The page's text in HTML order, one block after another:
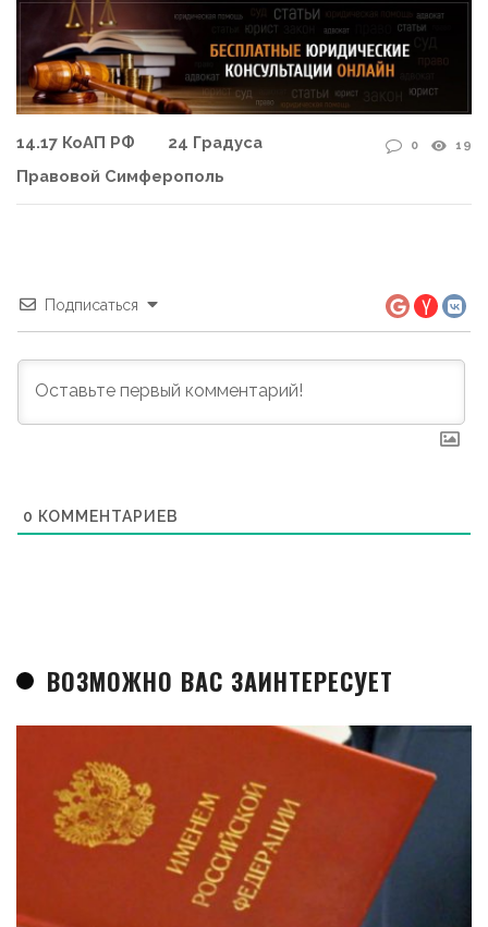
14.17 КоАП РФ
24 Градуса
Правовой Симферополь
0 19
Подписаться
0 КОММЕНТАРИЕВ
ВОЗМОЖНО ВАС ЗАИНТЕРЕСУЕТ